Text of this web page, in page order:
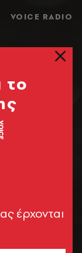
VOICE RADIO
το
έρχονται